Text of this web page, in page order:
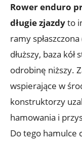
Rower enduro
długie zjazdyto
ramy
dłuższy, baza
odrobinę niższy.
wspierające w
konstruktorzy
hamowania i
Do tego hamulce